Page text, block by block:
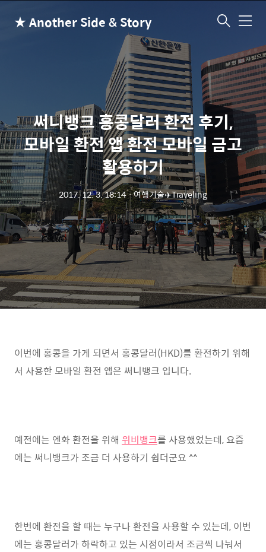
★ Another Side & Story 메
써니뱅크 홍콩달러 환전 후기,
모바일 환전 앱 환전 모바일 금고
활용하기
2017. 12. 3. 18:14ㆍ여행기술✈️Traveling
이번에 홍콩을 가게 되면서 홍콩달러(HKD)를 환전하기 위해
서 사용한 모바일 환전 앱은 써니뱅크 입니다.
예전에는 엔화 환전을 위해 위비뱅크를 사용했었는데, 요즘
에는 써니뱅크가 조금 더 사용하기 쉽더군요 ^^
한번에 환전을 할 때는 누구나 환전을 사용할 수 있는데, 이번
에는 홍콩달러가 하락하고 있는 시점이라서 조금씩 나눠서